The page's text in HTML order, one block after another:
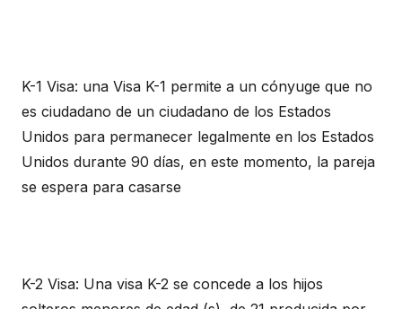
K-1 Visa: una Visa K-1 permite a un cónyuge que no
es ciudadano de un ciudadano de los Estados
Unidos para permanecer legalmente en los Estados
Unidos durante 90 días, en este momento, la pareja
se espera para casarse
K-2 Visa: Una visa K-2 se concede a los hijos